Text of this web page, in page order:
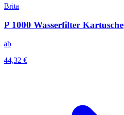
Brita
P 1000 Wasserfilter Kartusche
ab
44,32 €